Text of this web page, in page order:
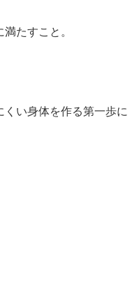
たすこと。
い身体を作る第一歩に